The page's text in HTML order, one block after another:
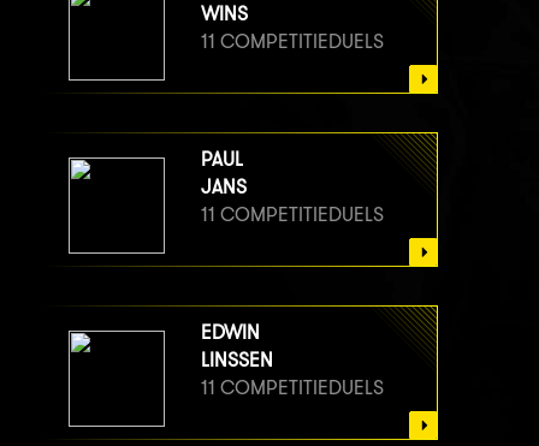
WINS
11 COMPETITIEDUELS
PAUL
JANS
11 COMPETITIEDUELS
EDWIN
LINSSEN
11 COMPETITIEDUELS